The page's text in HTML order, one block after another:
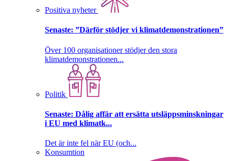
Positiva nyheter
Senaste: ”Därför stödjer vi klimatdemonstrationen”
Över 100 organisationer stödjer den stora
klimatdemonstrationen...
Politik
Senaste: Dålig affär att ersätta utsläppsminskningar
i EU med klimatk...
Det är inte fel när EU (och...
Konsumtion